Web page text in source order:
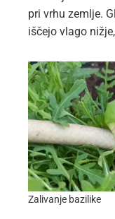
pri vrhu zemlje.
iščejo vlago
Zalivanje bazilike